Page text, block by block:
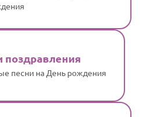
поздравления
песни на День рождения